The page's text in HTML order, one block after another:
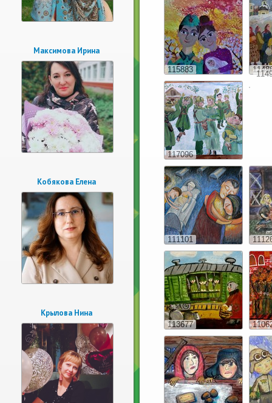
Максимова Ирина
Кобякова Елена
Крылова Нина
115883
117096
111101
113677